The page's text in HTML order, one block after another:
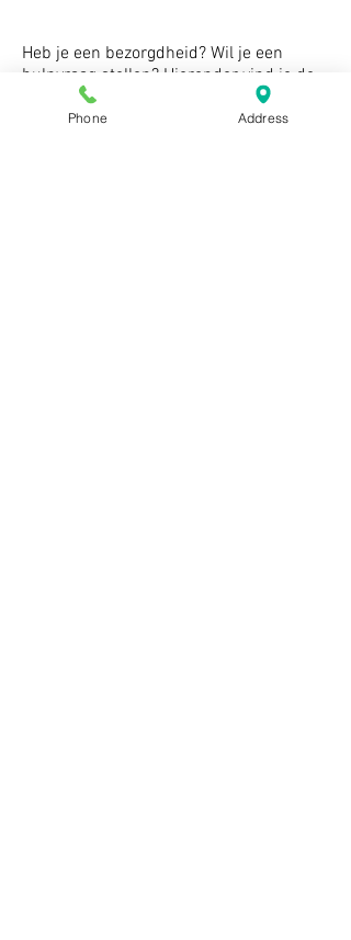
Heb je een bezorgdheid? Wil je een
hulpvraag stellen? Hieronder vind je de
contactgegevens van onze
zorgcoördinatoren:
Phone Address